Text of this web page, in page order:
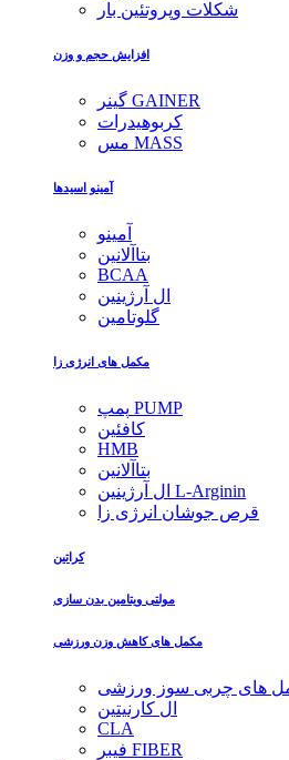
شکلات وپروتئین بار
افزایش حجم و وزن
گینر GAINER
کربوهیدرات
مس MASS
آمینو اسیدها
آمینو
بتاآلانین
BCAA
ال آرژینین
گلوتامین
مکمل های انرژی زا
پمپ PUMP
کافئین
HMB
بتاآلانین
ال آرژینین L-Arginin
قرص جوشان انرژی زا
کراتین
مولتی ویتامین بدن سازی
مکمل های کاهش وزن ورزشی
ال کارنیتین
CLA
فیبر FIBER